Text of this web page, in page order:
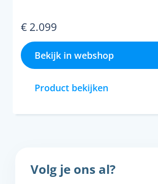
€ 2.099
Bekijk in webshop
Product bekijken
Volg je ons al?